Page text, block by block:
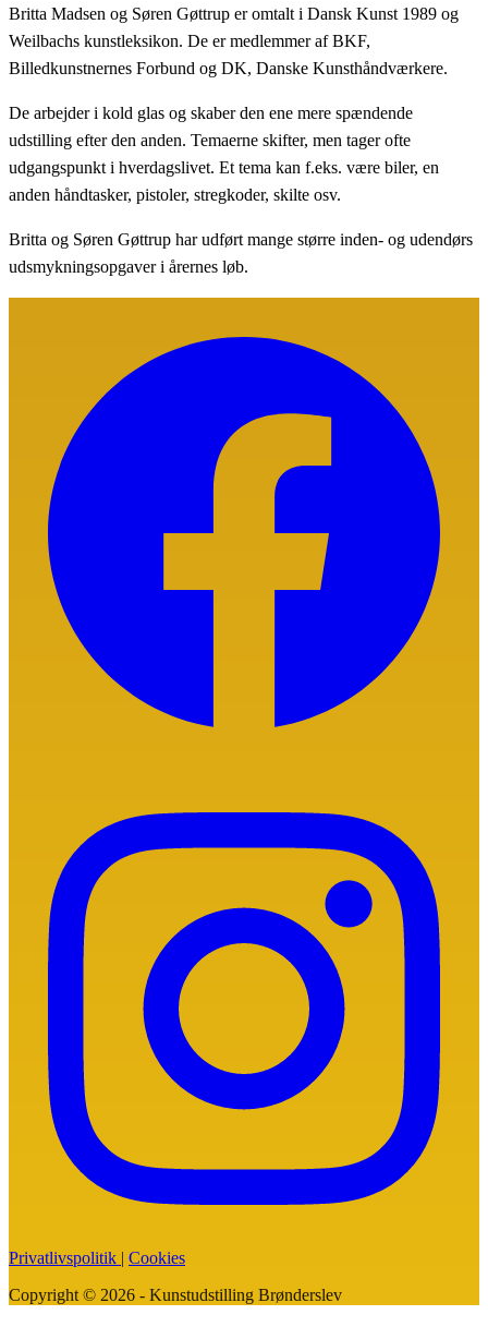
Britta Madsen og Søren Gøttrup er omtalt i Dansk Kunst 1989 og
Weilbachs kunstleksikon. De er medlemmer af BKF,
Billedkunstnernes Forbund og DK, Danske Kunsthåndværkere.
De arbejder i kold glas og skaber den ene mere spændende
udstilling efter den anden. Temaerne skifter, men tager ofte
udgangspunkt i hverdagslivet. Et tema kan f.eks. være biler, en
anden håndtasker, pistoler, stregkoder, skilte osv.
Britta og Søren Gøttrup har udført mange større inden- og udendørs
udsmykningsopgaver i årernes løb.
Privatlivspolitik | Cookies
Copyright © 2026 - Kunstudstilling Brønderslev